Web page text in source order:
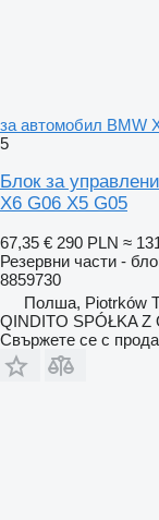
за автомобил BMW
5
Блок за
X6 G06 X5 G05
67,35 € 290 PLN ≈
Резервни части -
8859730
Полша, Piotrków
QINDITO SPÓŁKA
Свържете се с